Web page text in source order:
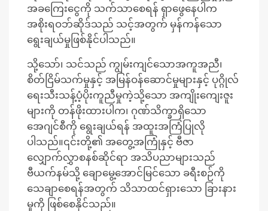
အခကြေးငွေကို သက်သာစေရန် ရှာဖွေနေပါက
အစိုးရဝဘ်ဆိုဒ်သည် သင့်အတွက် မှန်ကန်သော
ရွေးချယ်မှုဖြစ်နိုင်ပါသည်။
သို့သော်၊ သင်သည် ကျွမ်းကျင်သောအကူအညီ၊
စိတ်ငြိမ်သက်မှုနှင့် အမြန်ဝန်ဆောင်မှုများနှင့် ပုဂ္ဂိုလ်
ရေးသီးသန့်ပံ့ပိုးကူညီမှုကဲ့သို့သော အကျိုးကျေးဇူး
များကို တန်ဖိုးထားပါက၊ ဂုဏ်သိက္ခာရှိသော
အေဂျင်စီကို ရွေးချယ်ရန် အထူးအကြံပြုလို
ပါသည်။၎င်းတို့၏ အတွေ့အကြုံနှင့် ဗီဇာ
လျှောက်လွှာစနစ်ဆိုင်ရာ အသိပညာများသည်
ဗီယက်နမ်သို့ ချောမွေ့အောင်မြင်သော ခရီးစဉ်ကို
သေချာစေရန်အတွက် သိသာထင်ရှားသော ခြားနား
မှုကို ဖြစ်စေနိုင်သည်။